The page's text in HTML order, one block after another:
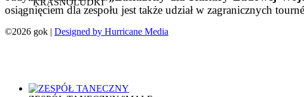
"KRASNOLUDKI"
osiągnięciem dla zespołu jest także udział w zagranicznych
©2026 gok | Designed by Hurricane Media